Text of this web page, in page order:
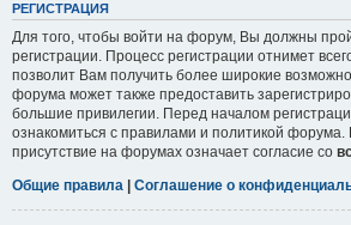
РЕГИСТРАЦИЯ
Для того, чтобы войти на форум, Вы должны
регистрации. Процесс регистрации отнимет
позволит Вам получить более широкие
форума может также предоставить
большие привилегии. Перед началом
ознакомиться с правилами и политикой
присутствие на форумах означает согласие со
Общие правила | Соглашение о